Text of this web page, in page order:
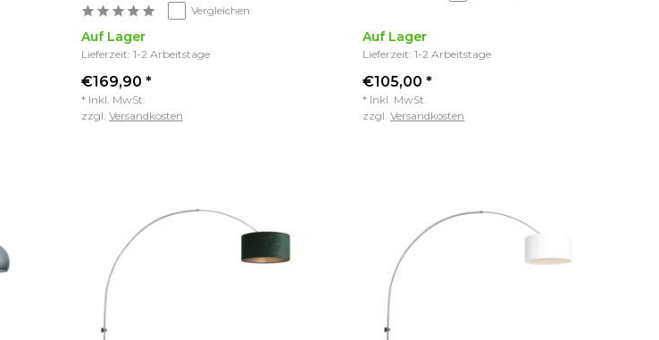
Vergleichen
Auf Lager
Lieferzeit: 1-2 Arbeitstage
€169,90 *
* Inkl. MwSt.
zzgl. Versandkosten
Auf Lager
Lieferzeit: 1-2 Arbeitstage
€105,00 *
* Inkl. MwSt.
zzgl. Versandkosten